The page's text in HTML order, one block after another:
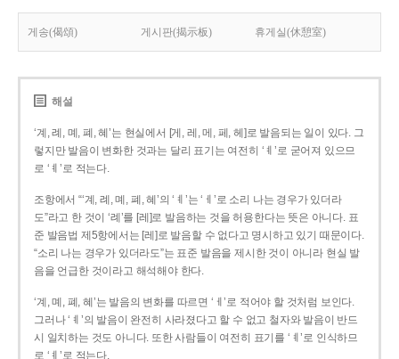
게송(偈頌) 게시판(揭示板) 휴게실(休憩室)
해설
‘계, 례, 몌, 폐, 혜’는 현실에서 [게, 레, 메, 페, 헤]로 발음되는 일이 있다. 그
렇지만 발음이 변화한 것과는 달리 표기는 여전히 ‘ㅖ’로 굳어져 있으므
로 ‘ㅖ’로 적는다.
조항에서 “‘계, 례, 몌, 폐, 혜’의 ‘ㅖ’는 ‘ㅔ’로 소리 나는 경우가 있더라
도”라고 한 것이 ‘례’를 [레]로 발음하는 것을 허용한다는 뜻은 아니다. 표
준 발음법 제5항에서는 [레]로 발음할 수 없다고 명시하고 있기 때문이다.
“소리 나는 경우가 있더라도”는 표준 발음을 제시한 것이 아니라 현실 발
음을 언급한 것이라고 해석해야 한다.
‘계, 몌, 폐, 혜’는 발음의 변화를 따르면 ‘ㅔ’로 적어야 할 것처럼 보인다.
그러나 ‘ㅖ’의 발음이 완전히 사라졌다고 할 수 없고 철자와 발음이 반드
시 일치하는 것도 아니다. 또한 사람들이 여전히 표기를 ‘ㅖ’로 인식하므
로 ‘ㅖ’로 적는다.